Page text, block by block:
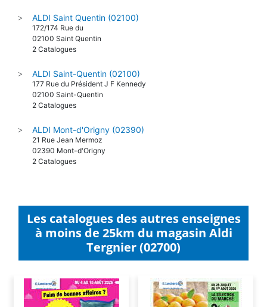
> ALDI Saint Quentin (02100)
172/174 Rue du
02100 Saint Quentin
2 Catalogues
> ALDI Saint-Quentin (02100)
177 Rue du Président J F Kennedy
02100 Saint-Quentin
2 Catalogues
> ALDI Mont-d'Origny (02390)
21 Rue Jean Mermoz
02390 Mont-d'Origny
2 Catalogues
Les catalogues des autres enseignes
à moins de 25km du magasin Aldi
Tergnier (02700)